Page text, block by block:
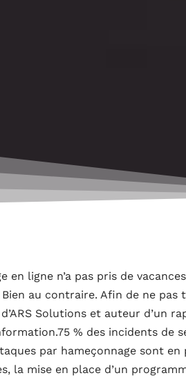
en ligne n’a pas pris de
Bien au contraire. Afin de ne
Solutions et auteur d’un
% des incidents de
par hameçonnage sont
la mise en place d’un